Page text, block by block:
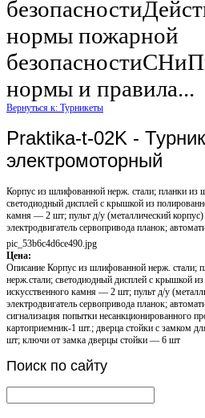
нормы пожарной
нормы и правила...
Вернуться к: Турникеты
Praktika-t-02K -
электромоторный
Корпус из шлифованной нерж. стали; планки из
светодиодный дисплей с крышкой из
камня — 2 шт; пульт д/у (металлический корпус)
электродвигатель сервопривода планок;
pic_53b6c4d6ce490.jpg
Цена:
Описание Корпус из шлифованной нерж. стали;
нерж.стали; светодиодный дисплей с крышкой
искусственного камня — 2 шт; пульт д/у
электродвигатель сервопривода планок;
сигнализация попытки несанкционированного
картоприемник-1 шт.; дверца стойки с замком
шт; ключи от замка дверцы стойки — 6 шт
Поиск по сайту